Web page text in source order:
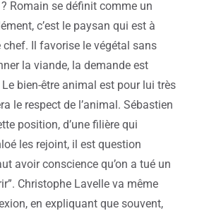
Romain se définit comme un
c’est le paysan qui est à
chef. Il favorise le végétal sans
la viande, la demande est
bien-être animal est pour lui très
le respect de l’animal. Sébastien
position, d’une filière qui
les rejoint, il est question
avoir conscience qu’on a tué un
Christophe Lavelle va même
en expliquant que souvent,